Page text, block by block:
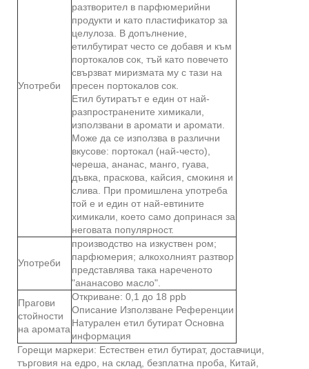
Употреби
разтворител в парфюмерийни
продукти и като пластификатор за
целулоза. В допълнение,
етилбутират често се добавя и към
портокалов сок, тъй като повечето
свързват миризмата му с тази на
пресен портокалов сок.
Етил бутиратът е един от най-
разпространените химикали,
използвани в аромати и аромати.
Може да се използва в различни
вкусове: портокал (най-често),
череша, ананас, манго, гуава,
дъвка, праскова, кайсия, смокиня и
слива. При промишлена употреба
той е и един от най-евтините
химикали, което само допринася за
неговата популярност.
Употреби
производство на изкуствен ром;
парфюмерия; алкохолният разтвор
представлява така нареченото
"ананасово масло".
Прагови
стойности
на аромата
Откриване: 0,1 до 18 ppb
Описание Използване Референции
Натурален етил бутират Основна
информация
Горещи маркери: Естествен етил бутират, доставчици,
търговия на едро, на склад, безплатна проба, Китай,